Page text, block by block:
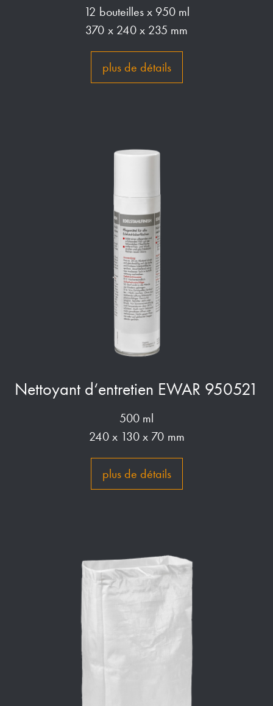
12 bouteilles x 950 ml
370 x 240 x 235 mm
plus de détails
Nettoyant d‘entretien EWAR 950521
500 ml
240 x 130 x 70 mm
plus de détails